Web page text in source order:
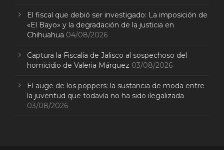
El fiscal que debió ser investigado: La imposición de
«El Bayo» y la degradación de la justicia en
Chihuahua 04/08/2026
Captura la Fiscalía de Jalisco al sospechoso del
homicidio de Valeria Márquez 03/08/2026
El auge de los poppers: la sustancia de moda entre
la juventud que todavía no ha sido ilegalizada
03/08/2026